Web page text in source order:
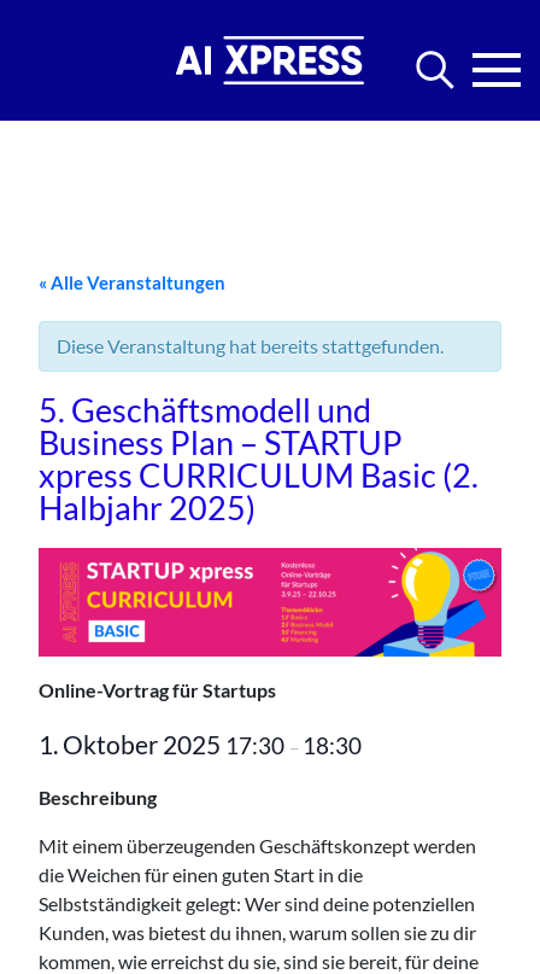
« Alle Veranstaltungen
Diese Veranstaltung hat bereits stattgefunden.
5. Geschäftsmodell und
Business Plan – STARTUP
xpress CURRICULUM Basic (2.
Halbjahr 2025)
Online-Vortrag für Startups
1. Oktober 2025 17:30 – 18:30
Beschreibung
Mit einem überzeugenden Geschäftskonzept werden
die Weichen für einen guten Start in die
Selbstständigkeit gelegt: Wer sind deine potenziellen
Kunden, was bietest du ihnen, warum sollen sie zu dir
kommen, wie erreichst du sie, sind sie bereit, für deine